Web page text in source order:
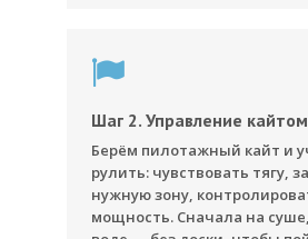
Шаг 2. Управление кайтом
Берём пилотажный кайт и
рулить: чувствовать тягу,
нужную зону,
мощность. Сначала на